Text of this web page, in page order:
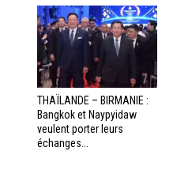
THAÏLANDE – BIRMANIE :
Bangkok et Naypyidaw
veulent porter leurs
échanges...